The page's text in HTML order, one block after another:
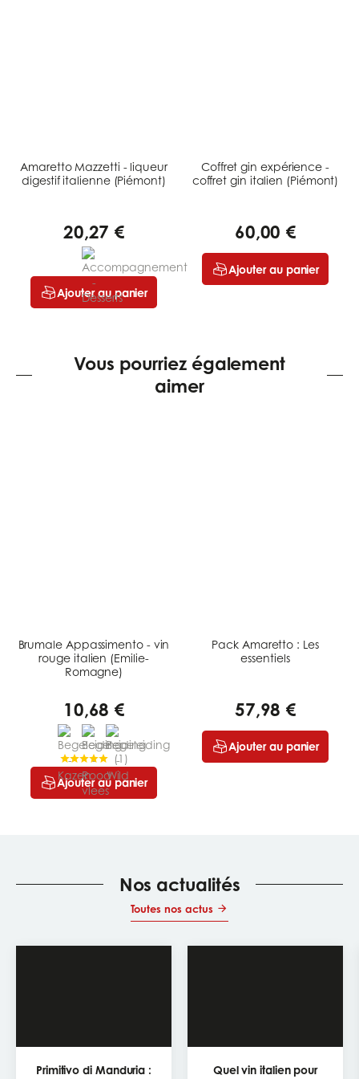
Amaretto Mazzetti - liqueur
digestif italienne (Piémont)
20,27 €
Ajouter au panier
Coffret gin expérience -
coffret gin italien (Piémont)
60,00 €
Ajouter au panier
Vous pourriez également
aimer
Brumale Appassimento - vin
rouge italien (Emilie-
Romagne)
10,68 €
(1 )
Ajouter au panier
Pack Amaretto : Les
essentiels
57,98 €
Ajouter au panier
Nos actualités
Toutes nos actus
Primitivo di Manduria :
Quel vin italien pour